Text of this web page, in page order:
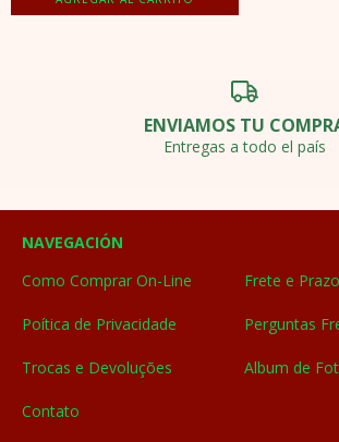
ENVIAMOS TU
Entregas a todo el país
NAVEGACIÓN
Como Comprar On-Line
Frete e
Poítica de Privacidade Perguntas
Trocas e Devoluções Album de
Contato